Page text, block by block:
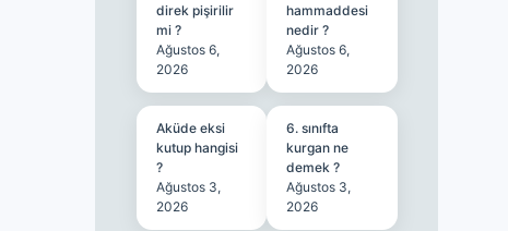
direk pişirilir
mi ?
Ağustos 6,
2026
hammaddesi
nedir ?
Ağustos 6,
2026
Aküde eksi
kutup hangisi
?
Ağustos 3,
2026
6. sınıfta
kurgan ne
demek ?
Ağustos 3,
2026